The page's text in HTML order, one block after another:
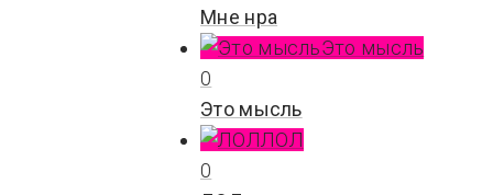
Мне нра
Это мысль
0
Это мысль
ЛОЛ
0